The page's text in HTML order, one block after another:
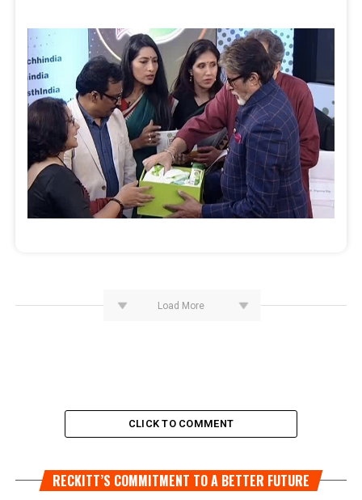
Load More
CLICK TO COMMENT
RECKITT’S COMMITMENT TO A BETTER FUTURE